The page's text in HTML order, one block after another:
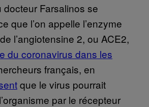
docteur Farsalinos se
que l’on appelle l’enzyme
l’angiotensine 2, ou ACE2,
du coronavirus dans les
français, en
que le virus pourrait
par le récepteur